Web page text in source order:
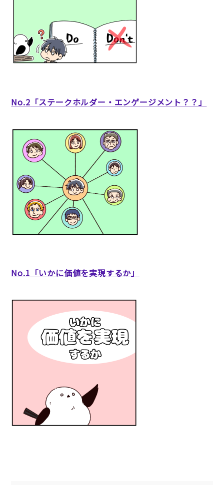
No.2「ステークホルダー・エンゲージメント？？」
No.1「いかに価値を実現するか」